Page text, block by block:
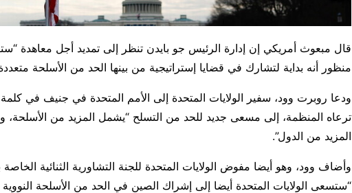
منظور أنه بداية لتشارك في قضايا إستراتيجية من بينها الحد من الأسلحة
ودعا روبرت وود، سفير الولايات المتحدة إلى الأمم المتحدة في جنيف في كلمة
ترعاه المنظمة، إلى مسعى جديد للحد من التسلح “يشمل المزيد من الأسلحة،
المزيد من الدول”.
“ستسعى الولايات المتحدة أيضا إلى إشراك الصين في الحد من الأسلحة